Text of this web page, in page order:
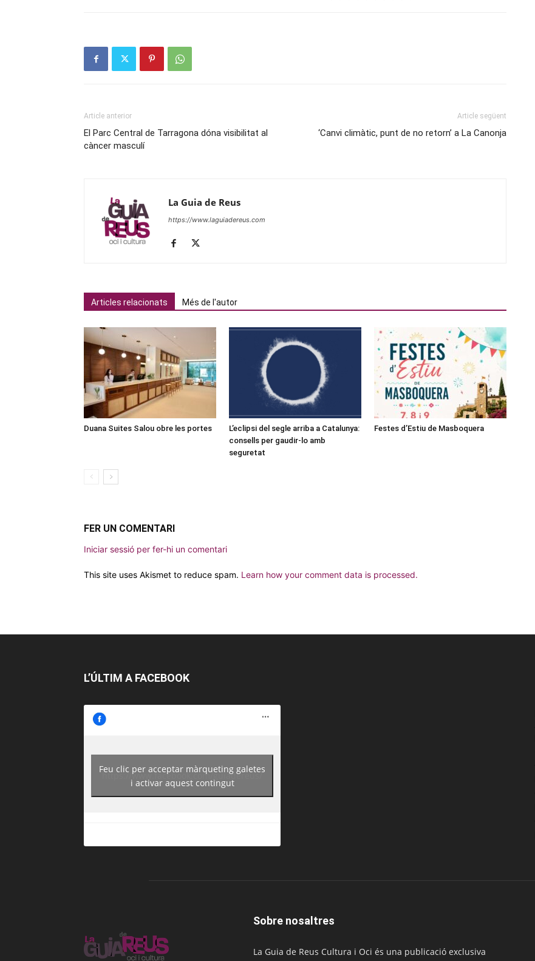
Article anterior
El Parc Central de Tarragona dóna visibilitat al
càncer masculí
Article següent
‘Canvi climàtic, punt de no retorn’ a La Canonja
La Guia de Reus
https://www.laguiadereus.com
Articles relacionats Més de l'autor
Duana Suites Salou obre les portes
L’eclipsi del segle arriba a Catalunya:
consells per gaudir-lo amb
seguretat
Festes d’Estiu de Masboquera
FER UN COMENTARI
Iniciar sessió per fer-hi un comentari
This site uses Akismet to reduce spam. Learn how your comment data is processed.
L’ÚLTIM A FACEBOOK
https://www.facebook.com/guiadereus/
Feu clic per acceptar màrqueting galetes
i activar aquest contingut
Sobre nosaltres
La Guia de Reus Cultura i Oci és una publicació exclusiva